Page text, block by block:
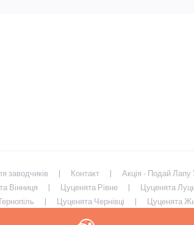
заводчиків Контакт Акція - Подай Лапу
Вінниця Цуценята Рівне Цуценята
Цуценята Чернівці Цуценята